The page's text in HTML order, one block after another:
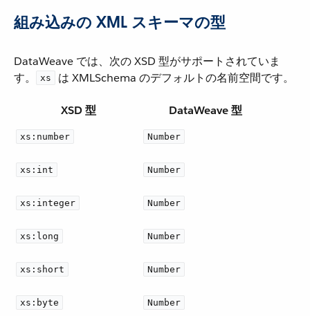
組み込みの XML スキーマの型
DataWeave では、次の XSD 型がサポートされていま
す。​
xs ​ は XMLSchema のデフォルトの名前空間です。
XSD 型 DataWeave 型
xs:number Number
xs:int Number
xs:integer Number
xs:long Number
xs:short Number
xs:byte Number